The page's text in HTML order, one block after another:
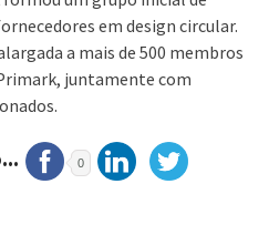
em design circular.
a mais de 500 membros
juntamente com
0